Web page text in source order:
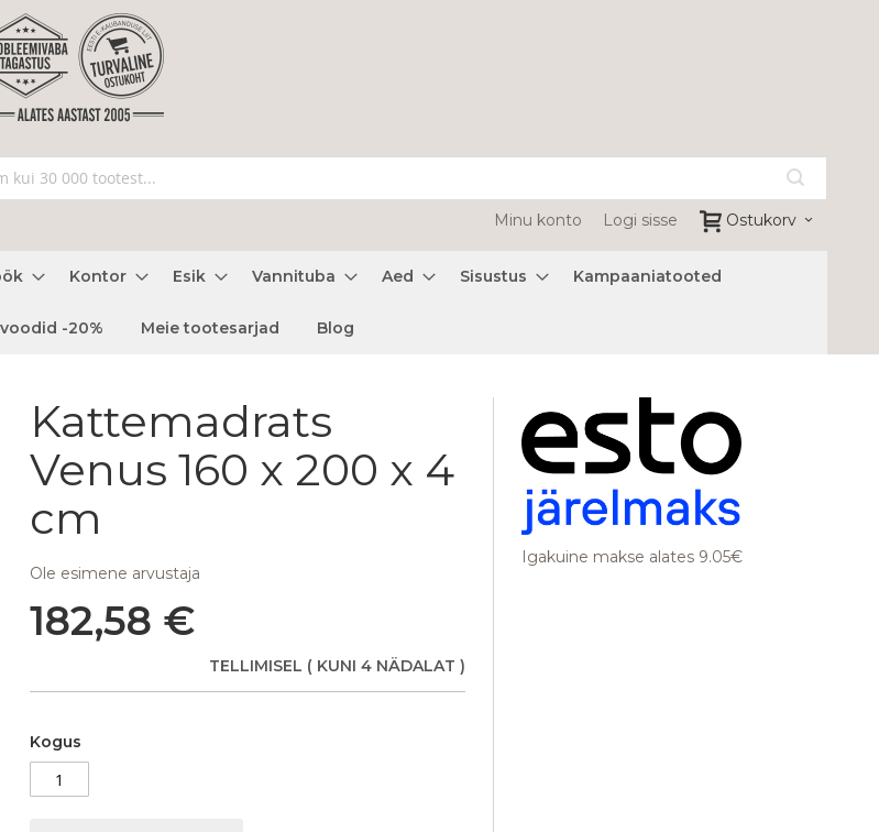
Ostukorv
Minu konto Logi sisse
Kontor Esik Vannituba Aed Sisustus Kampaaniatooted
-20% Meie tootesarjad Blog
Igakuine makse alates 9.05€
Kattemadrats
Venus 160 x 200 x 4
cm
Ole esimene arvustaja
182,58 €
TELLIMISEL ( KUNI 4 NÄDALAT )
Kogus